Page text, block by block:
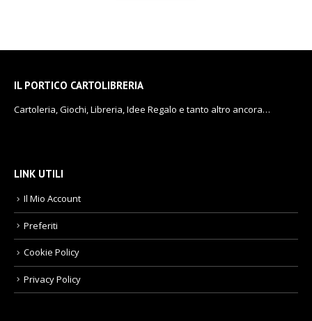
IL PORTICO CARTOLIBRERIA
Cartoleria, Giochi, Libreria, Idee Regalo e tanto altro ancora…
LINK UTILI
Il Mio Account
Preferiti
Cookie Policy
Privacy Policy